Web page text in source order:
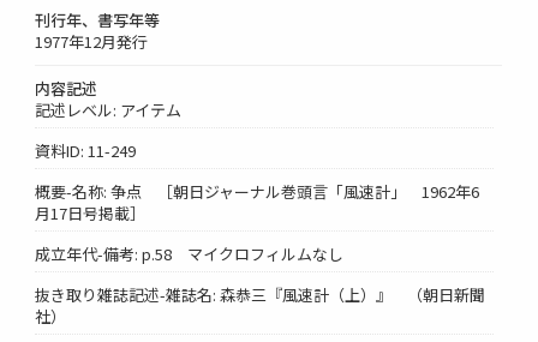
刊行年、書写年等
1977年12月発行
内容記述
記述レベル: アイテム
資料ID: 11-249
概要-名称: 争点 ［朝日ジャーナル巻頭言「風速計」 1962年6
月17日号掲載］
成立年代-備考: p.58 マイクロフィルムなし
抜き取り雑誌記述-雑誌名: 森恭三『風速計（上）』 （朝日新聞
社）